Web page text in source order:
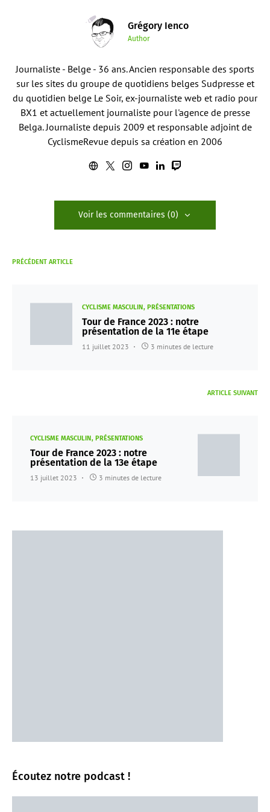
Grégory Ienco
Author
Journaliste - Belge - 36 ans. Ancien responsable des sports
sur les sites du groupe de quotidiens belges Sudpresse et
du quotidien belge Le Soir, ex-journaliste web et radio pour
BX1 et actuellement journaliste pour l'agence de presse
Belga. Journaliste depuis 2009 et responsable adjoint de
CyclismeRevue depuis sa création en 2006
Voir les commentaires (0)
PRÉCÉDENT ARTICLE
CYCLISME MASCULIN PRÉSENTATIONS
Tour de France 2023 : notre
présentation de la 11e étape
11 juillet 2023 3 minutes de lecture
ARTICLE SUIVANT
CYCLISME MASCULIN PRÉSENTATIONS
Tour de France 2023 : notre
présentation de la 13e étape
13 juillet 2023 3 minutes de lecture
Écoutez notre podcast !